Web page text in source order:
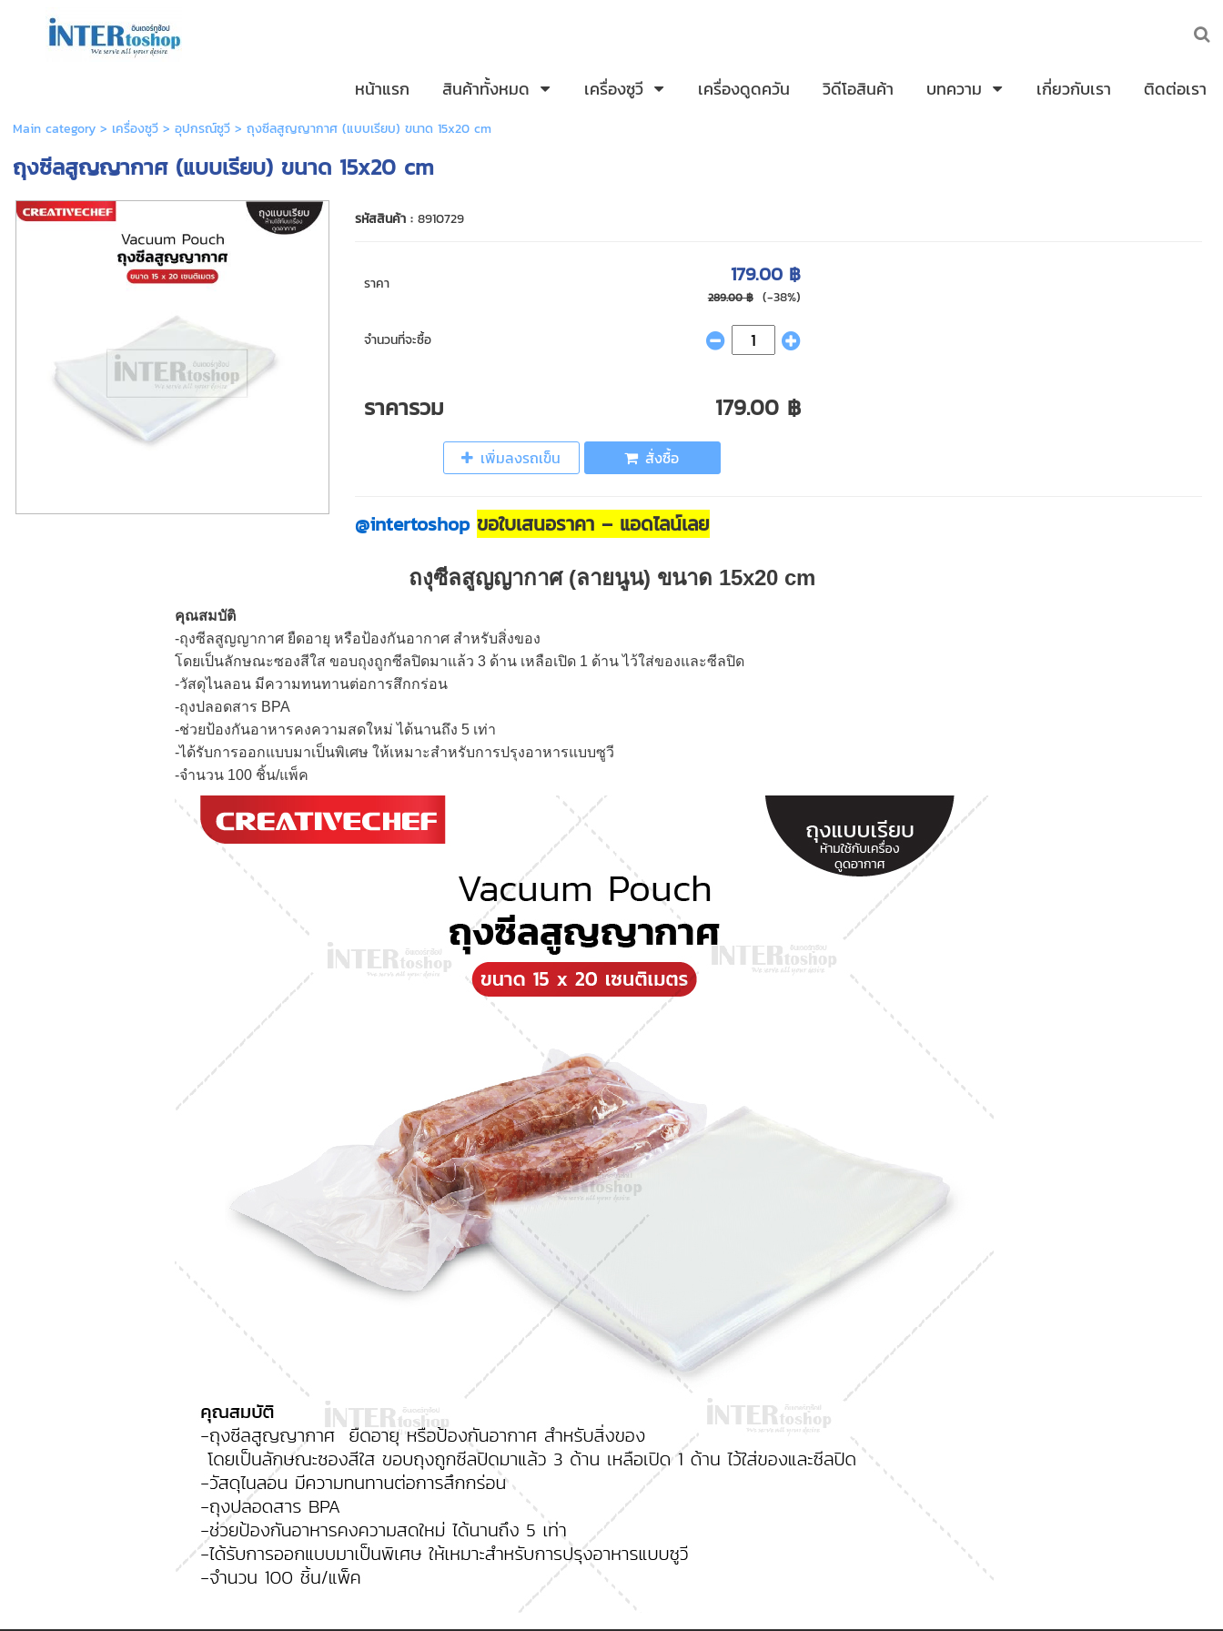
หน้าแรก สินค้าทั้งหมด เครื่องซูวี เครื่องดูดควัน วิดีโอสินค้า บทความ เกี่ยวกับเรา ติดต่อเรา
Main category> เครื่องซูวี> อุปกรณ์ซูวี> ถุงซีลสูญญากาศ (แบบเรียบ) ขนาด 15x20 cm
ถุงซีลสูญญากาศ (แบบเรียบ) ขนาด 15x20 cm
รหัสสินค้า : 8910729
ราคา 179.00 ฿
289.00 ฿ (-38%)
จำนวนที่จะซื้อ
ราคารวม 179.00 ฿
เพิ่มลงรถเข็น สั่งซื้อ
@intertoshop ขอใบเสนอราคา – แอดไลน์เลย
ถงุซีลสูญญากาศ (ลายนูน) ขนาด 15x20 cm
คุณสมบัติ
-ถุงซีลสูญญากาศ ยืดอายุ หรือป้องกันอากาศ สำหรับสิ่งของ
โดยเป็นลักษณะซองสีใส ขอบถุงถูกซีลปิดมาแล้ว 3 ด้าน เหลือเปิด 1 ด้าน ไว้ใส่ของและซีลปิด
-วัสดุไนลอน มีความทนทานต่อการสึกกร่อน
-ถุงปลอดสาร BPA
-ช่วยป้องกันอาหารคงความสดใหม่ ได้นานถึง 5 เท่า
-ได้รับการออกแบบมาเป็นพิเศษ ให้เหมาะสำหรับการปรุงอาหารแบบซูวี
-จำนวน 100 ชิ้น/แพ็ค